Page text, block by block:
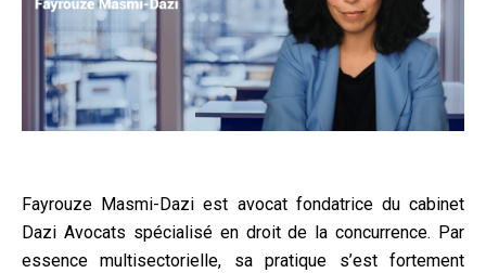
Fayrouze Masmi-Dazi est avocat fondatrice du cabinet
Dazi Avocats spécialisé en droit de la concurrence. Par
essence multisectorielle, sa pratique s’est fortement